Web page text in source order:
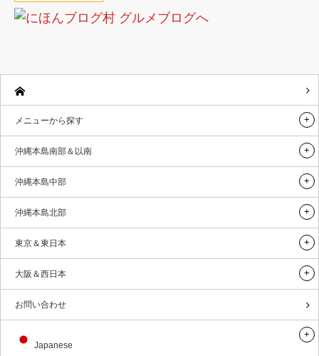
メニューから探す
沖縄本島南部＆以南
沖縄本島中部
沖縄本島北部
東京＆東日本
大阪＆西日本
お問い合わせ
Japanese